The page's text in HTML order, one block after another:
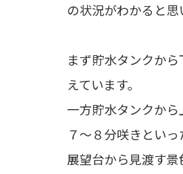
の状況がわかると思
まず貯水タンクか
えています。
一方貯水タンクから
７〜８分咲きといっ
展望台から見渡す